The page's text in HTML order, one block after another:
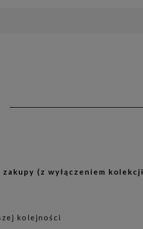
(z wyłączeniem kolekcji
kolejności